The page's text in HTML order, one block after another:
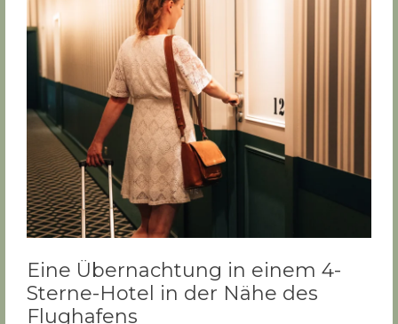
Eine Übernachtung in einem 4-
Sterne-Hotel in der Nähe des
Flughafens